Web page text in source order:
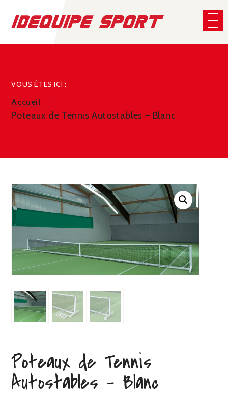
VOUS ÊTES ICI :
Accueil
Poteaux de Tennis Autostables – Blanc
Poteaux de Tennis
Autostables – Blanc